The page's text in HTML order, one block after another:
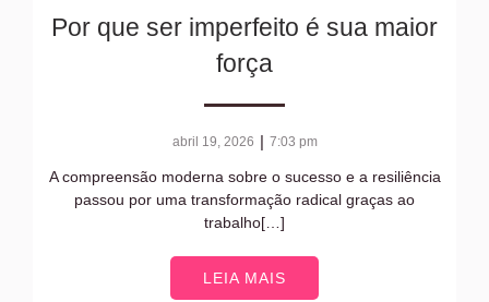
Por que ser imperfeito é sua maior
força
abril 19, 2026 | 7:03 pm
A compreensão moderna sobre o sucesso e a resiliência
passou por uma transformação radical graças ao
trabalho[…]
LEIA MAIS